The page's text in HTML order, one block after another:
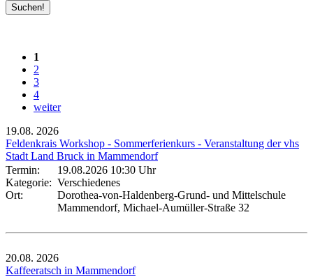
1
2
3
4
weiter
19.08. 2026
Feldenkrais Workshop - Sommerferienkurs - Veranstaltung der vhs
Stadt Land Bruck in Mammendorf
Termin:
19.08.2026 10:30 Uhr
Kategorie: Verschiedenes
Ort:
Dorothea-von-Haldenberg-Grund- und Mittelschule
Mammendorf, Michael-Aumüller-Straße 32
20.08. 2026
Kaffeeratsch in Mammendorf